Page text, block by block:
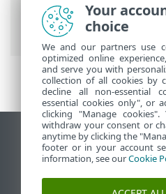
ESETオンラインヘルプ
On-Prem
>FAQ> SSH
デスクトップサイトの
End of Life
ESETナレッジベース
Your
choice
We and our partners use
optimized online
and serve you with
collection of all cookies by
decline all non-essential
essential cookies only", or
clicking "Manage
withdraw your consent or
anytime by clicking the
footer or in your account
information, see ourCookie